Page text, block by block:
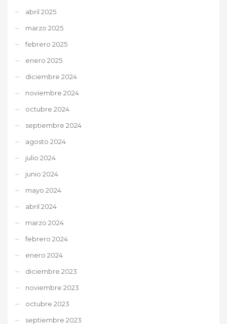
abril 2025
marzo 2025
febrero 2025
enero 2025
diciembre 2024
noviembre 2024
octubre 2024
septiembre 2024
agosto 2024
julio 2024
junio 2024
mayo 2024
abril 2024
marzo 2024
febrero 2024
enero 2024
diciembre 2023
noviembre 2023
octubre 2023
septiembre 2023